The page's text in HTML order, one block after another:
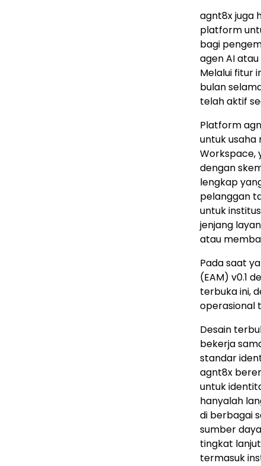
agnt8x juga
platform
bagi
agen AI
Melalui fitur
bulan
telah aktif
Platform
untuk usaha
Workspace,
dengan
lengkap
pelanggan
untuk
jenjang
atau
Pada saat
(EAM) v0.1
terbuka ini,
operasional
Desain
bekerja
standar
agnt8x
untuk
hanyalah
di berbagai
sumber
tingkat
termasuk